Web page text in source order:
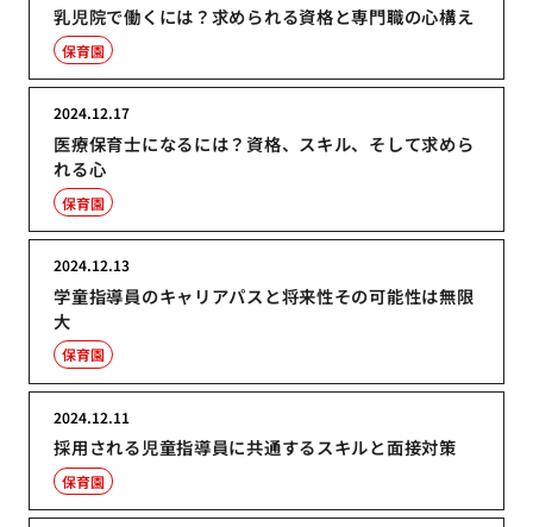
乳児院で働くには？求められる資格と専門職の心構え
保育園
医療保育士になるには？資格、スキル、そして求めら
れる心
2024.12.17
保育園
学童指導員のキャリアパスと将来性その可能性は無限
大
2024.12.13
保育園
採用される児童指導員に共通するスキルと面接対策
2024.12.11
保育園